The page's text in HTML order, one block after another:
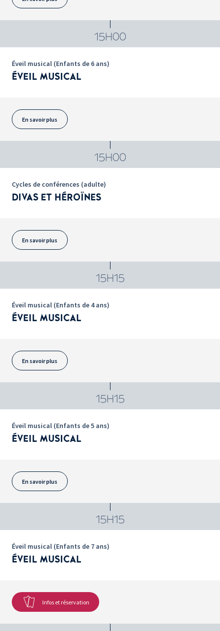
15H00
Éveil musical (Enfants de 6 ans)
ÉVEIL MUSICAL
En savoir plus
15H00
Cycles de conférences (adulte)
DIVAS ET HÉROÏNES
En savoir plus
15H15
Éveil musical (Enfants de 4 ans)
ÉVEIL MUSICAL
En savoir plus
15H15
Éveil musical (Enfants de 5 ans)
ÉVEIL MUSICAL
En savoir plus
15H15
Éveil musical (Enfants de 7 ans)
ÉVEIL MUSICAL
Infos et réservation